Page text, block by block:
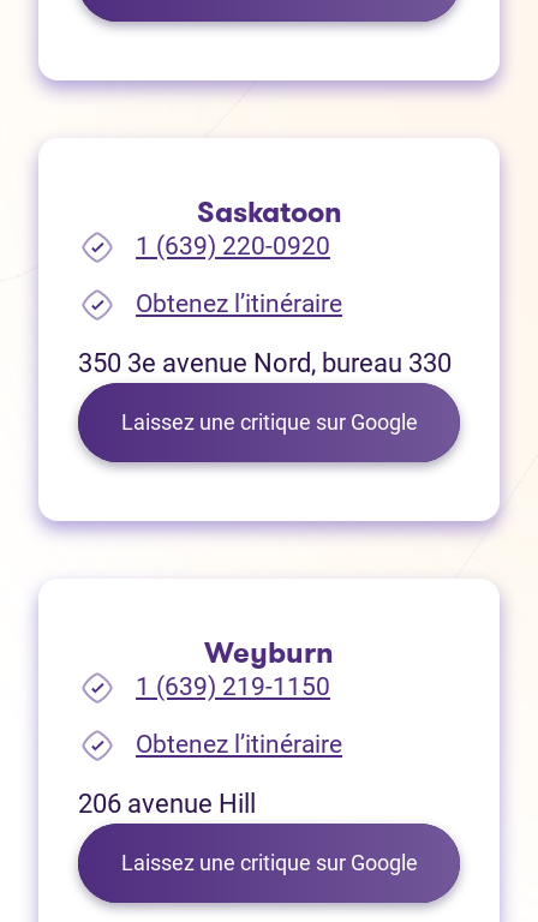
Saskatoon
1 (639) 220-0920
Obtenez l’itinéraire(Ouvre dans un
350 3e avenue Nord, bureau 330
Laissez une critique sur Google(Ouvre
Weyburn
1 (639) 219-1150
Obtenez l’itinéraire(Ouvre dans un
206 avenue Hill
Laissez une critique sur Google(Ouvre